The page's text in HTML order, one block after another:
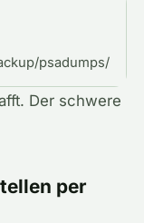
psadumps/
Der schwere
per